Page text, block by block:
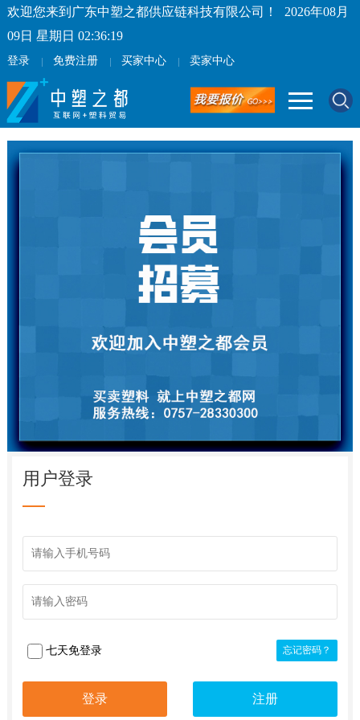
欢迎您来到广东中塑之都供应链科技有限公司！
2026年08月
09日 星期日 02:36:19
登录 免费注册 买家中心 卖家中心
用户登录
七天免登录 忘记密码？